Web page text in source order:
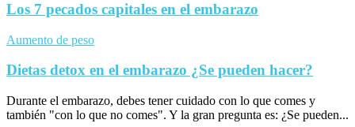
Los 7 pecados capitales en el embarazo
Aumento de peso
Dietas detox en el embarazo ¿Se pueden hacer?
Durante el embarazo, debes tener cuidado con lo que comes y
también "con lo que no comes". Y la gran pregunta es: ¿Se pueden...